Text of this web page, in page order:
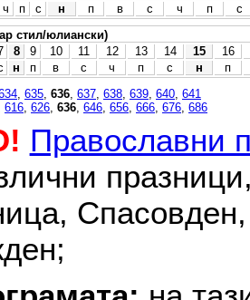
ч п с н п в с ч п
с
стил/юлиански)
8 9 10 11 12 13 14 15
16
н п в с ч п с н
п
635 636 637 638 639 640 641
616 626 636 646 656 666 676 686
Православни
Спасовден,